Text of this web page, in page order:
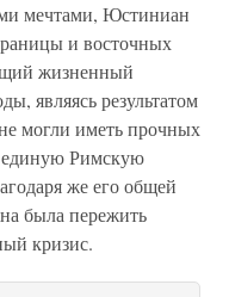
мечтами, Юстиниан
и восточных
жизненный
являясь результатом
могли иметь прочных
единую Римскую
же его общей
была пережить
кризис.